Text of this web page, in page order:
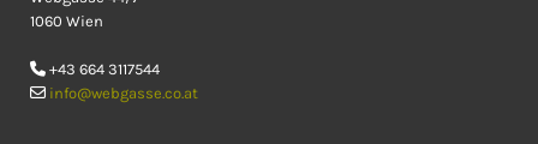
1060 Wien
 +43 664 3117544
 info@webgasse.co.at